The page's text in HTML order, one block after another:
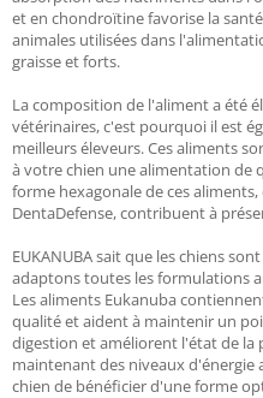
et en chondroïtine favorise la
animales utilisées dans
graisse et forts.
La composition de l'aliment a été
vétérinaires, c'est pourquoi il est
meilleurs éleveurs. Ces aliments
à votre chien une alimentation de
forme hexagonale de ces
DentaDefense, contribuent à
EUKANUBA sait que les chiens
adaptons toutes les formulations
Les aliments Eukanuba
qualité et aident à maintenir un
digestion et améliorent l'état de la
maintenant des niveaux
chien de bénéficier d'une forme